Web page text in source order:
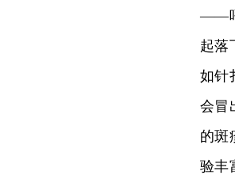
——
起落
如针
会冒
的斑
验丰